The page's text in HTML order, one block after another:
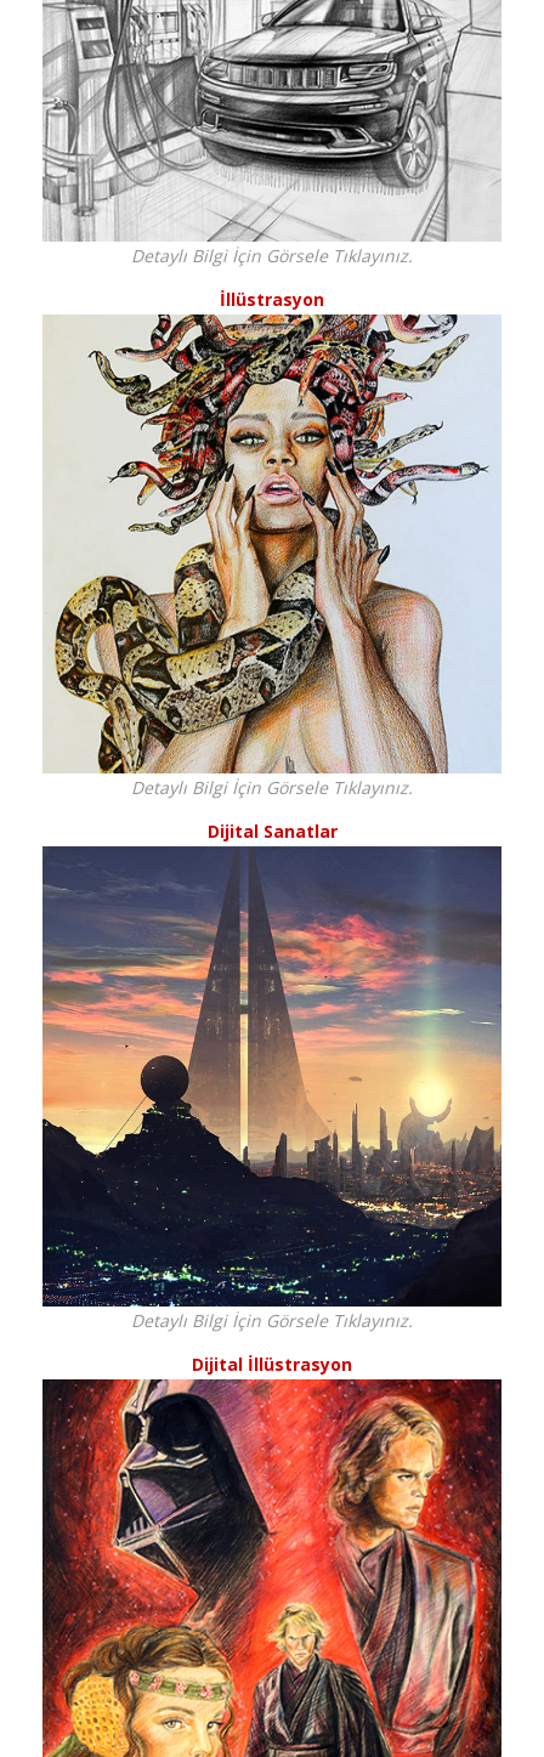
Detaylı Bilgi İçin Görsele Tıklayınız.
İllüstrasyon
Detaylı Bilgi İçin Görsele Tıklayınız.
Dijital Sanatlar
Detaylı Bilgi İçin Görsele Tıklayınız.
Dijital İllüstrasyon